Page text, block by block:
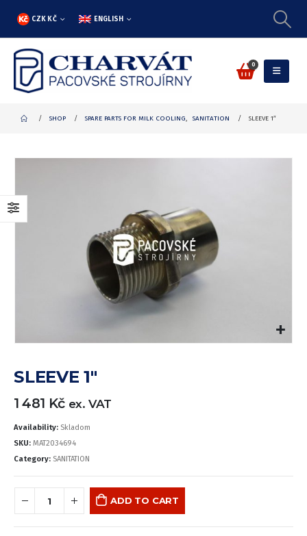
CZK KČ ENGLISH
0
SHOP SPARE PARTS FOR MILK COOLING, SANITATION SLEEVE 1″
SLEEVE 1″
1 481 Kč ex. VAT
Availability: Skladom
SKU: MAT2034694
Category: SANITATION
ADD TO CART